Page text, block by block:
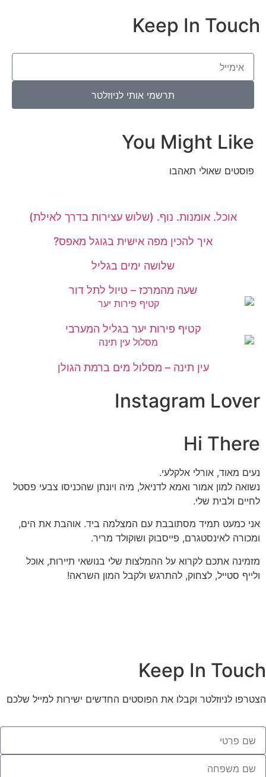
Keep In Touch
תרשמי אותי לניוזלטר
You Might Like
פוסטים שאולי תאהבו
אוכל. אומנות. נוף. (שלוש עצירות בדרך לאילת)
איך להכין מפה אישית בגוגל מאפס?
שלושה ימים בגליל
שעה מהמרכז – טיול לתל דור
קטיף פירות יער בגליל המערבי
עין תינה – מסלול מים ברמת הגולן
Instagram Lover
Hi There
נעים מאוד, אורלי אלקלעי.
נשואה למון אמור ואמא לדניאל, מיה ויונתן שהכניסו צבעי פסטל
לחיים ולבית שלי.
אני כמעט תמיד מסתובבת עם המצלמה ביד. אוהבת את הים,
ומכורה לאינסטגרם, פייסבוק ושוקולד מריר.
מזמינה אתכם לקרוא על ההמלצות שלי בנושאי תיירות, אוכל
ולייף סטייל, לצחוק, להתרגש ולקבל המון השראה!
Keep In Touch
הצטרפו לניוזלטר וקבלו את הפוסטים החדשים ישירות למייל שלכם